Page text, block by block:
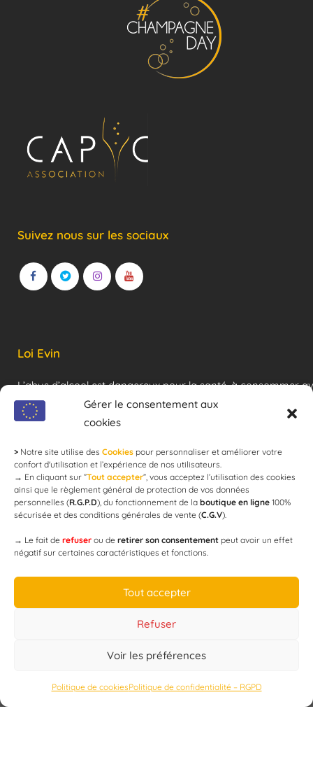
Gérer le consentement aux
cookies
> Notre site utilise des Cookies pour personnaliser et améliorer votre
confort d'utilisation et l’expérience de nos utilisateurs.
→ En cliquant sur ”Tout accepter”, vous acceptez l’utilisation des cookies
ainsi que le règlement général de protection de vos données
personnelles (R.G.P.D), du fonctionnement de la boutique en ligne 100%
sécurisée et des conditions générales de vente (C.G.V).
→ Le fait de refuser ou de retirer son consentement peut avoir un effet
négatif sur certaines caractéristiques et fonctions.
Tout accepter
Refuser
Voir les préférences
Politique de cookiesPolitique de confidentialité – RGPD
Suivez nous sur les sociaux
Loi Evin
L’abus d’alcool est dangereux pour la santé, à consommer
modération !
Newsletter
email
Designed byWEB3-DESIGN
CopyrightCAP’C2019